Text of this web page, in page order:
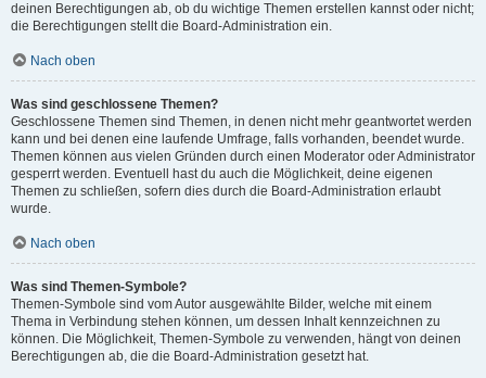
deinen Berechtigungen ab, ob du wichtige Themen erstellen kannst oder nicht;
die Berechtigungen stellt die Board-Administration ein.
Nach oben
Was sind geschlossene Themen?
Geschlossene Themen sind Themen, in denen nicht mehr geantwortet werden
kann und bei denen eine laufende Umfrage, falls vorhanden, beendet wurde.
Themen können aus vielen Gründen durch einen Moderator oder Administrator
gesperrt werden. Eventuell hast du auch die Möglichkeit, deine eigenen
Themen zu schließen, sofern dies durch die Board-Administration erlaubt
wurde.
Nach oben
Was sind Themen-Symbole?
Themen-Symbole sind vom Autor ausgewählte Bilder, welche mit einem
Thema in Verbindung stehen können, um dessen Inhalt kennzeichnen zu
können. Die Möglichkeit, Themen-Symbole zu verwenden, hängt von deinen
Berechtigungen ab, die die Board-Administration gesetzt hat.